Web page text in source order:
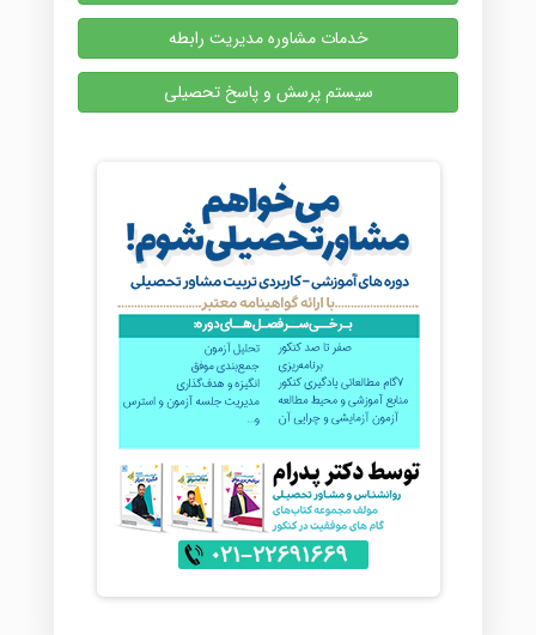
خدمات مشاوره مدیریت رابطه
سیستم پرسش و پاسخ تحصیلی